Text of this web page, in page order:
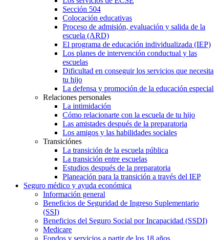
Sección 504
Colocación educativas
Proceso de admisión, evaluación y salida de la
escuela (ARD)
El programa de educación individualizada (IEP)
Los planes de intervención conductual y las
escuelas
Dificultad en conseguir los servicios que necesita
tu hijo
La defensa y promoción de la educación especial
Relaciones personales
La intimidación
Cómo relacionarte con la escuela de tu hijo
Las amistades después de la preparatoria
Los amigos y las habilidades sociales
Transiciónes
La transición de la escuela pública
La transición entre escuelas
Estudios después de la preparatoria
Planeación para la transición a través del IEP
Seguro médico y ayuda económica
Información general
Beneficios de Seguridad de Ingreso Suplementario
(SSI)
Beneficios del Seguro Social por Incapacidad (SSDI)
Medicare
Fondos y servicios a partir de los 18 años